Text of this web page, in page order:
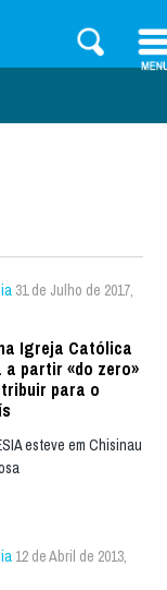
31 de Julho de 2017,
Igreja Católica
partir «do zero»
para o
esteve em Chisinau
12 de Abril de 2013,